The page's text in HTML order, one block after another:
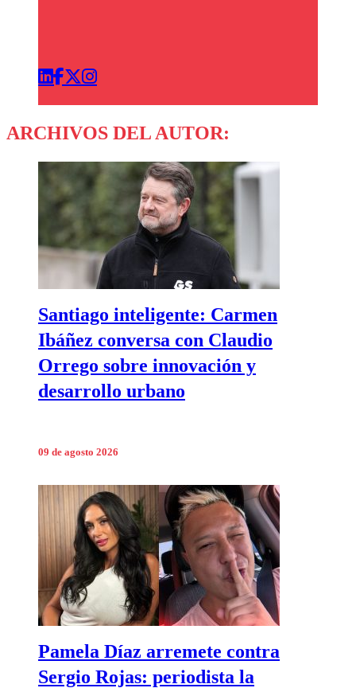
ARCHIVOS DEL AUTOR:
Santiago inteligente: Carmen
Ibáñez conversa con Claudio
Orrego sobre innovación y
desarrollo urbano
09 de agosto 2026
Pamela Díaz arremete contra
Sergio Rojas: periodista la